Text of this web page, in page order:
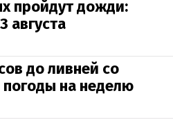
пройдут дожди:
августа
до ливней со
на неделю